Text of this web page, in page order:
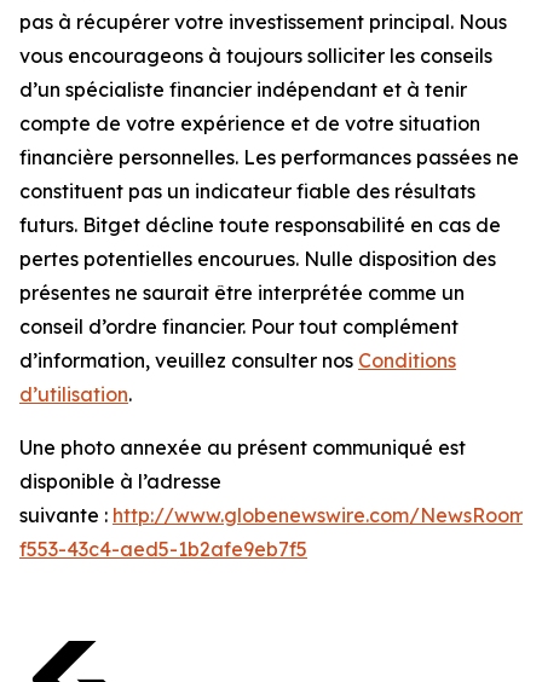
pas à récupérer votre investissement principal. Nous
vous encourageons à toujours solliciter les conseils
d’un spécialiste financier indépendant et à tenir
compte de votre expérience et de votre situation
financière personnelles. Les performances passées ne
constituent pas un indicateur fiable des résultats
futurs. Bitget décline toute responsabilité en cas de
pertes potentielles encourues. Nulle disposition des
présentes ne saurait être interprétée comme un
conseil d’ordre financier. Pour tout complément
d’information, veuillez consulter nos Conditions
d’utilisation.
Une photo annexée au présent communiqué est
disponible à l’adresse
suivante : http://www.globenewswire.com/
f553-43c4-aed5-1b2afe9eb7f5